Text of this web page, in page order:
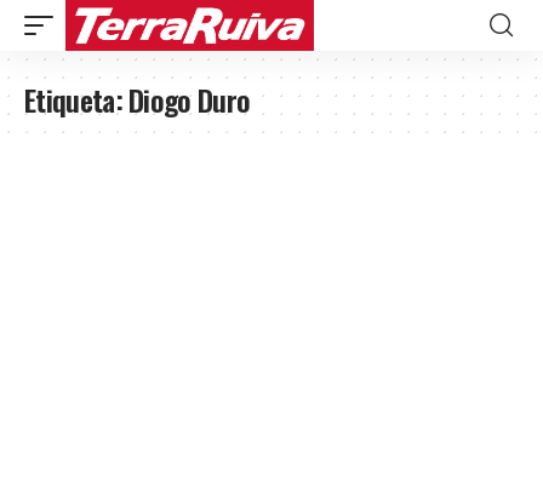
Etiqueta:Diogo Duro